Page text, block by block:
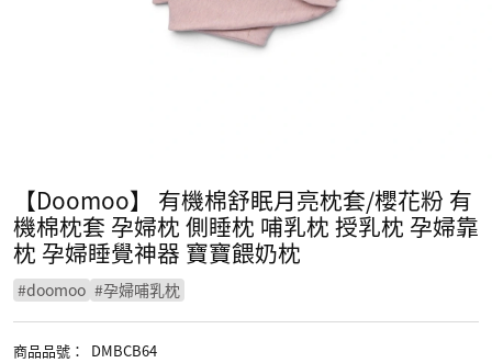
【Doomoo】 有機棉舒眠月亮枕套/櫻花粉 有
機棉枕套 孕婦枕 側睡枕 哺乳枕 授乳枕 孕婦靠
枕 孕婦睡覺神器 寶寶餵奶枕
#doomoo #孕婦哺乳枕
商品品號 ： DMBCB64